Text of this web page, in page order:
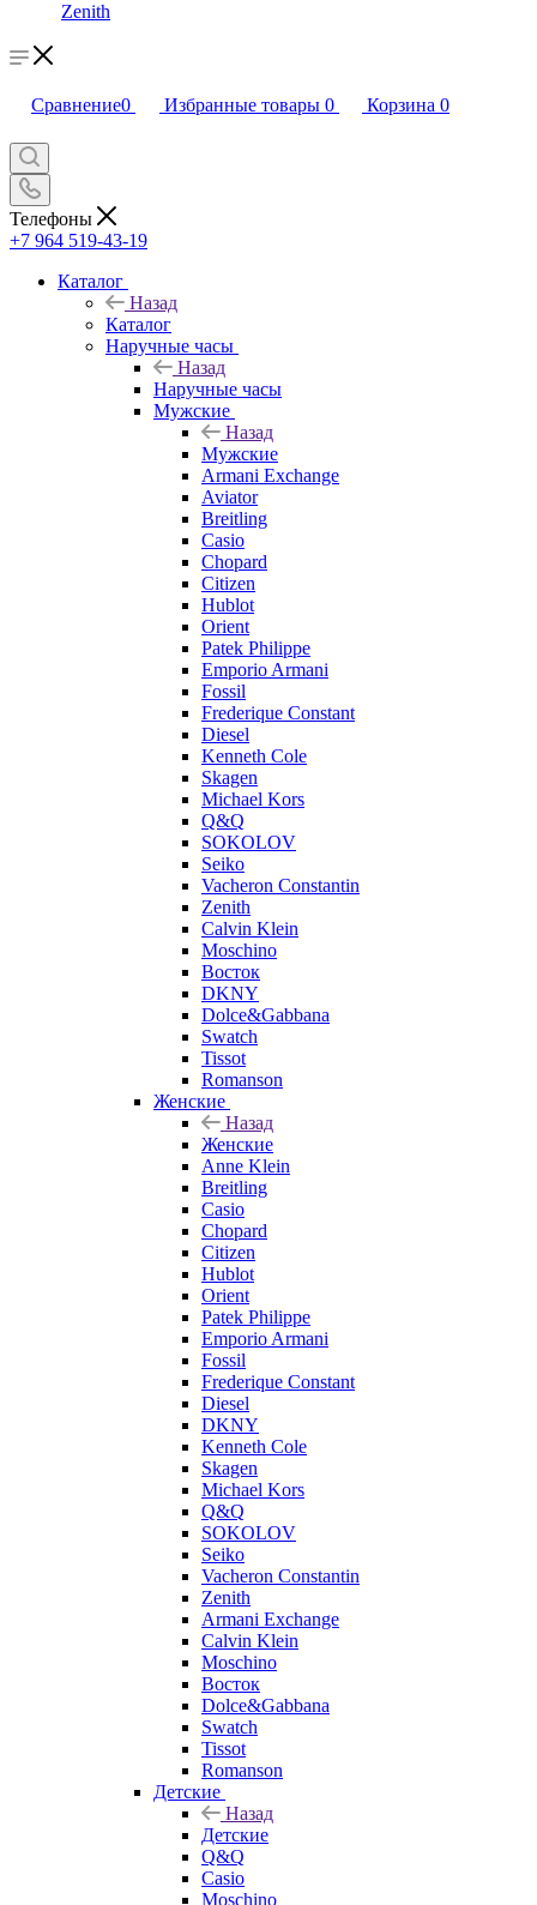
Zenith
Сравнение0 Избранные товары 0 Корзина 0
Телефоны
+7 964 519-43-19
Каталог
Назад
Каталог
Наручные часы
Назад
Наручные часы
Мужские
Назад
Мужские
Armani Exchange
Aviator
Breitling
Casio
Chopard
Citizen
Hublot
Orient
Patek Philippe
Emporio Armani
Fossil
Frederique Constant
Diesel
Kenneth Cole
Skagen
Michael Kors
Q&Q
SOKOLOV
Seiko
Vacheron Constantin
Zenith
Calvin Klein
Moschino
Восток
DKNY
Dolce&Gabbana
Swatch
Tissot
Romanson
Женские
Назад
Женские
Anne Klein
Breitling
Casio
Chopard
Citizen
Hublot
Orient
Patek Philippe
Emporio Armani
Fossil
Frederique Constant
Diesel
DKNY
Kenneth Cole
Skagen
Michael Kors
Q&Q
SOKOLOV
Seiko
Vacheron Constantin
Zenith
Armani Exchange
Calvin Klein
Moschino
Восток
Dolce&Gabbana
Swatch
Tissot
Romanson
Детские
Назад
Детские
Q&Q
Casio
Moschino